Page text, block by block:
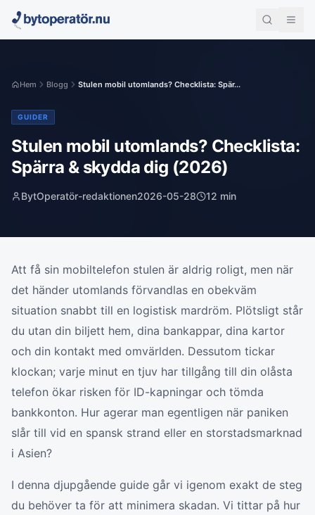
Hem Blogg Stulen mobil utomlands? Checklista: Spär...
GUIDER
Stulen mobil utomlands? Checklista:
Spärra & skydda dig (2026)
BytOperatör-redaktionen2026-05-28 12 min
Att få sin mobiltelefon stulen är aldrig roligt, men när
det händer utomlands förvandlas en obekväm
situation snabbt till en logistisk mardröm. Plötsligt står
du utan din biljett hem, dina bankappar, dina kartor
och din kontakt med omvärlden. Dessutom tickar
klockan; varje minut en tjuv har tillgång till din olåsta
telefon ökar risken för ID-kapningar och tömda
bankkonton. Hur agerar man egentligen när paniken
slår till vid en spansk strand eller en storstadsmarknad
i Asien?
I denna djupgående guide går vi igenom exakt de steg
du behöver ta för att minimera skadan. Vi tittar på hur